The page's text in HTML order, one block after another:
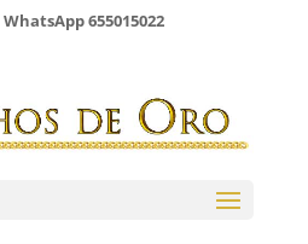
WhatsApp655015022